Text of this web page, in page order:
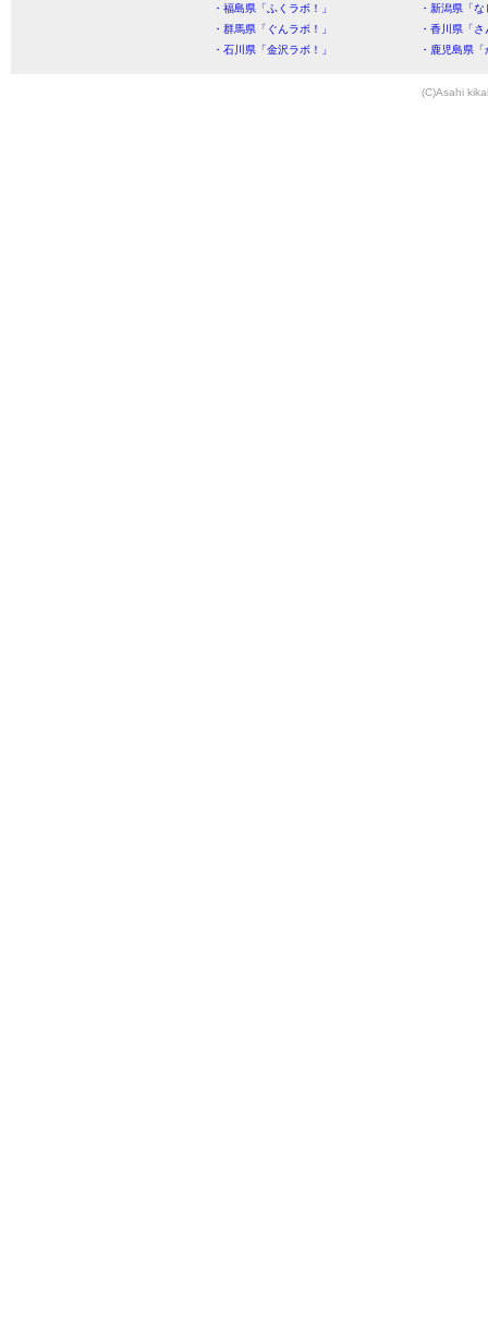
・福島県「ふくラボ！」
・新潟県「
・群馬県「ぐんラボ！」
・香川県「
・石川県「金沢ラボ！」
・鹿児島県
(C)Asahi